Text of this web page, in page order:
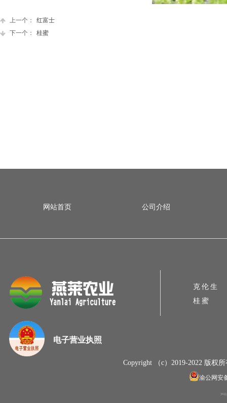
上一个：
红富士
下一个：
桂蜜
渝公网安
网站首页 公司介绍
克伦生
桂蜜
Copyright （c）2019-2022 版权
电子营业执照